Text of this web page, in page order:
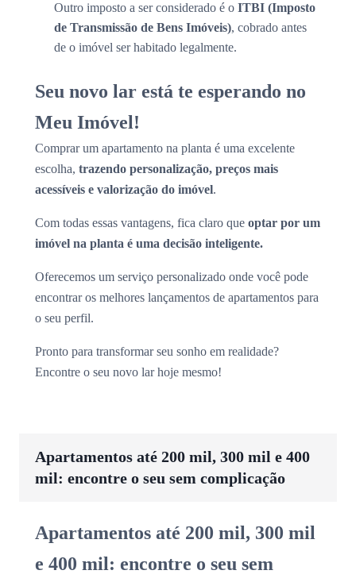
Outro imposto a ser considerado é o ITBI (Imposto
de Transmissão de Bens Imóveis), cobrado antes
de o imóvel ser habitado legalmente.
Seu novo lar está te esperando no
Meu Imóvel!
Comprar um apartamento na planta é uma excelente
escolha, trazendo personalização, preços mais
acessíveis e valorização do imóvel.
Com todas essas vantagens, fica claro que optar por um
imóvel na planta é uma decisão inteligente.
Oferecemos um serviço personalizado onde você pode
encontrar os melhores lançamentos de apartamentos para
o seu perfil.
Pronto para transformar seu sonho em realidade?
Encontre o seu novo lar hoje mesmo!
Apartamentos até 200 mil, 300 mil e 400
mil: encontre o seu sem complicação
Apartamentos até 200 mil, 300 mil
e 400 mil: encontre o seu sem